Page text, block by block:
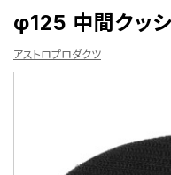
φ125 中間クッ
アストロプロダクツ